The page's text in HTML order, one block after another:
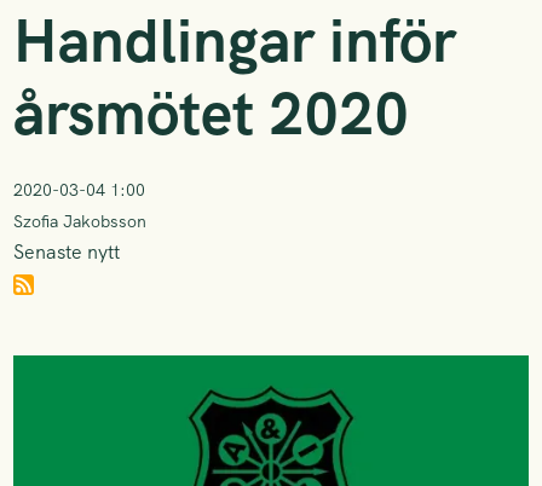
Handlingar inför
årsmötet 2020
2020-03-04 1:00
Szofia Jakobsson
Senaste nytt